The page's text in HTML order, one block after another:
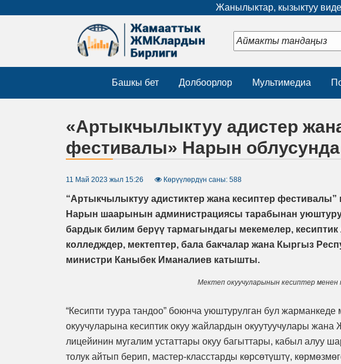
Жанылыктар, кызыктуу
Башкы бет Долбоорлор Мультимедиа
«Артыкчылыктуу адистер
фестивалы» Нарын облусунда
11 Май 2023 жыл 15:26 Көрүүлөрдүн саны: 588
“Артыкчылыктуу адистиктер жана кесиптер фестивалы”
Нарын шаарынын администрациясы тарабынан
бардык билим берүү тармагындагы мекемелер, кесиптик
колледждер, мектептер, бала бакчалар жана Кыргыз
министри Каныбек Иманалиев катышты.
Мектеп окуучуларынын кесиптер менен
“Кесипти туура тандоо” боюнча уюштурулган бул жарманкеде
окуучуларына кесиптик окуу жайлардын окуутуучулары
лицейинин мугалим устаттары окуу багыттары, кабыл алуу
толук айтып берип, мастер-класстарды көрсөтүштү,